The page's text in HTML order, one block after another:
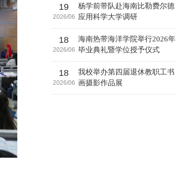
19
2026/06
杨学前带队赴海南比勒费尔德
应用科学大学调研
18
2026/06
海南热带海洋学院举行2026年
毕业典礼暨学位授予仪式
18
2026/06
我校举办第四届退休教职工书
画摄影作品展